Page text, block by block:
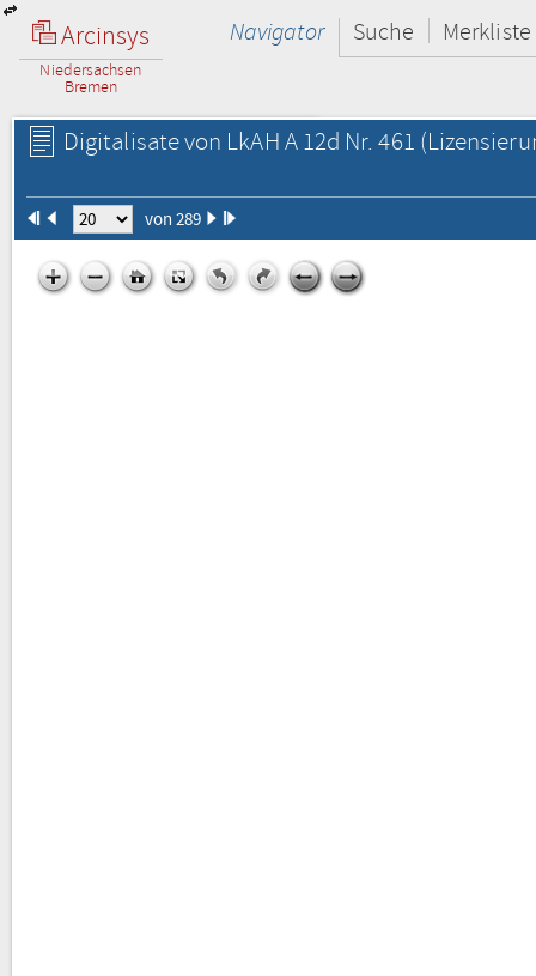
Arcinsys
Niedersachsen
Bremen
Navigator Suche Merkliste
Digitalisate von LkAH A 12d Nr. 461
von 289